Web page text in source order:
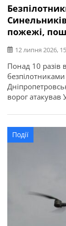
пожежі,
12 липня 2026,
Понад 10 разів
ворог атакував
споруда й
Події